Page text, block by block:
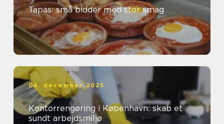
Tapas: små bidder med stor smag
08. december 2025
Kontorrengøring i København: skab et
sundt arbejdsmiljø